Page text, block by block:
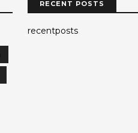
RECENT POSTS
recentposts